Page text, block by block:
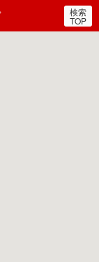
郵便局・日本郵政グルー
検索
TOP